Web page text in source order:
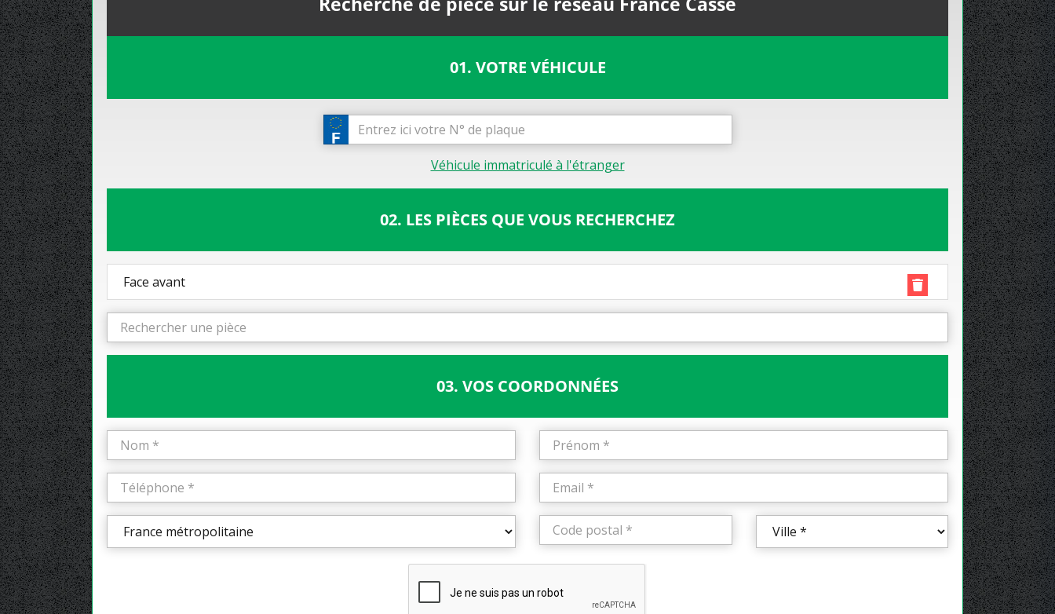
01. VOTRE VÉHICULE
Véhicule immatriculé à l'étranger
02. LES PIÈCES QUE VOUS RECHERCHEZ
Face avant
03. VOS COORDONNÉES